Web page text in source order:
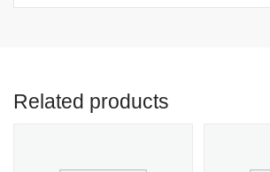
Related products